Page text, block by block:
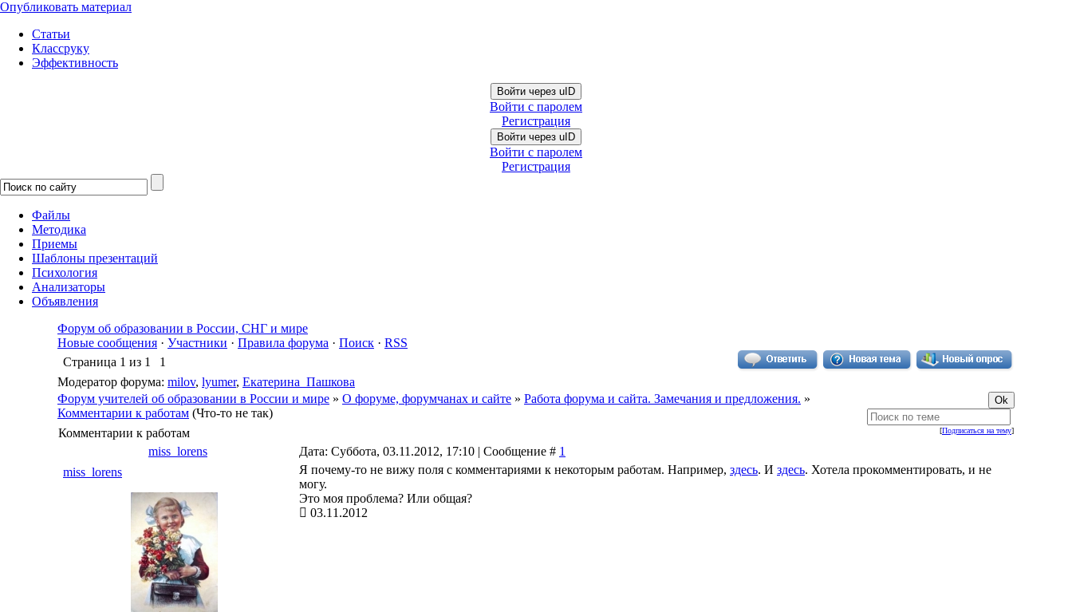
Опубликовать материал
Статьи
Классруку
Эффективность
Войти через uID
Войти с паролем
Регистрация
Войти через uID
Войти с паролем
Регистрация
Файлы
Методика
Приемы
Шаблоны презентаций
Психология
Анализаторы
Объявления
Форум об образовании в России, СНГ и мире
Новые сообщения · Участники · Правила форума · Поиск · RSS
Страница 1 из 1
1
Модератор форума: milov, lyumer, Екатерина_Пашкова
Форум учителей об образовании в России и мире » О форуме, форумчанах и сайте » Работа форума и сайта. Замечания и предложения. »
Комментарии к работам (Что-то не так)
[Подписаться на тему]
Комментарии к работам
miss_lorens
Дата: Суббота, 03.11.2012, 17:10 | Сообщение # 1
miss_lorens
Я почему-то не вижу поля с комментариями к некоторым работам. Например, здесь. И здесь. Хотела прокомментировать, и не
могу.
Это моя проблема? Или общая?
03.11.2012